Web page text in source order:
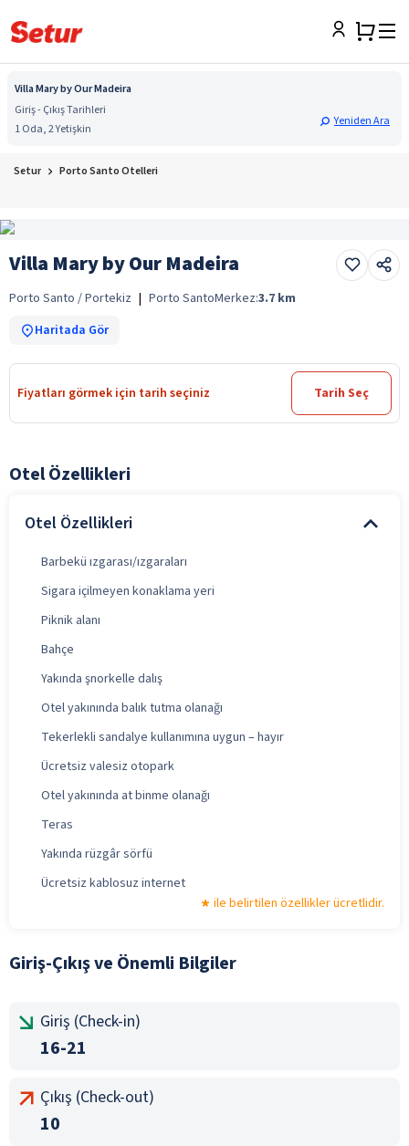
Villa Mary by Our Madeira
Giriş - Çıkış Tarihleri
1 Oda, 2 Yetişkin
Yeniden Ara
Setur Porto Santo Otelleri
Villa Mary by Our Madeira
Porto Santo / Portekiz | Porto SantoMerkez:3.7 km
Haritada Gör
Fiyatları görmek için tarih seçiniz Tarih Seç
Otel Özellikleri
Otel Özellikleri
Barbekü ızgarası/ızgaraları
Sigara içilmeyen konaklama yeri
Piknik alanı
Bahçe
Yakında şnorkelle dalış
Otel yakınında balık tutma olanağı
Tekerlekli sandalye kullanımına uygun – hayır
Ücretsiz valesiz otopark
Otel yakınında at binme olanağı
Teras
Yakında rüzgâr sörfü
Ücretsiz kablosuz internet
ile belirtilen özellikler ücretlidir.
Giriş-Çıkış ve Önemli Bilgiler
Giriş (Check-in)
16-21
Çıkış (Check-out)
10